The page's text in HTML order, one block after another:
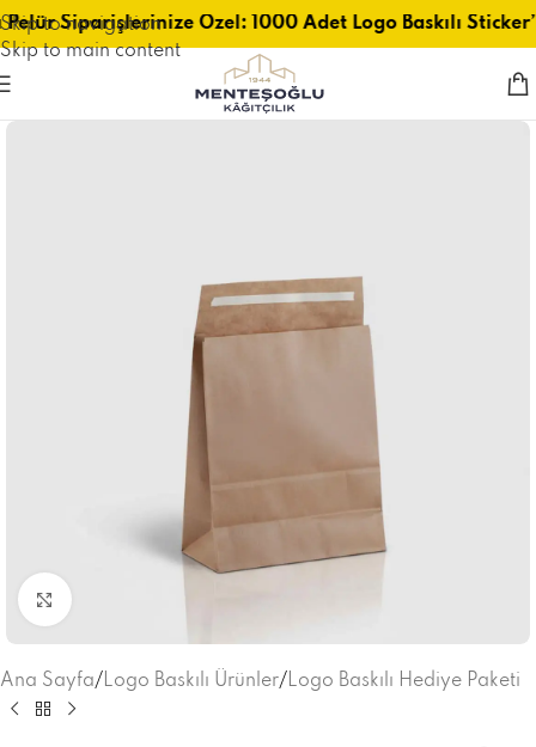
Skip to navigation
Skip to main content
Pelür Siparişlerinize Özel: 1000 Adet Logo Baskılı
Ana Sayfa/ Logo Baskılı Ürünler/ Logo Baskılı Hediye Paketi